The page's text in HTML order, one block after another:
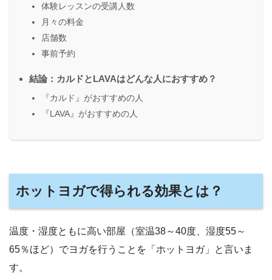
体験レッスンの受講人数
月々の料金
店舗数
事前予約
結論：カルドとLAVAはどんな人におすすめ？
『カルド』がおすすめの人
『LAVA』がおすすめの人
ホットヨガで得られる効果とは？
温度・湿度ともに高い部屋（室温38～40度、湿度55～
65％ほど）でヨガを行うことを「ホットヨガ」と言いま
す。